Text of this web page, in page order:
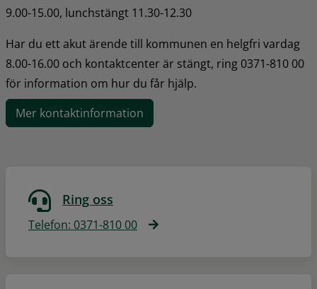
9.00-15.00, lunchstängt 11.30-12.30
Har du ett akut ärende till kommunen en helgfri vardag
8.00-16.00 och kontaktcenter är stängt, ring 0371-810 00
för information om hur du får hjälp.
Mer kontaktinformation
Ring oss
Telefon: 0371-810 00